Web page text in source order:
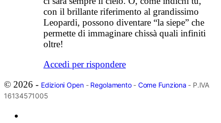
con il brillante riferimento al grandissimo
Leopardi, possono diventare “la siepe” che
permette di immaginare chissà quali infiniti
oltre!
Accedi per rispondere
© 2026 - Edizioni Open- Regolamento- Come Funziona - P.IVA
16134571005